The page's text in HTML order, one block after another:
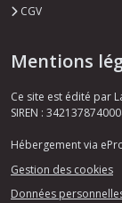
CGV
Mentions
Ce site est édité par
SIREN :
Hébergement via
Gestion des cookies
Données